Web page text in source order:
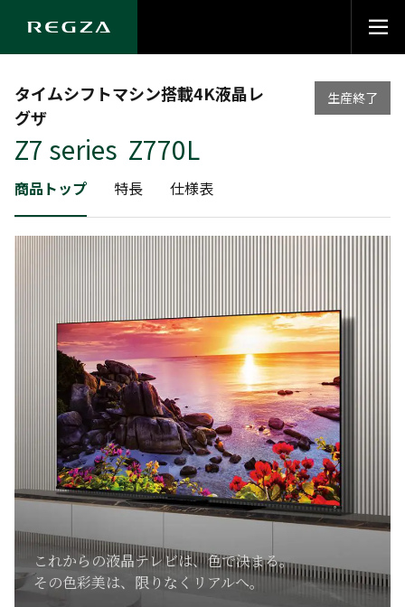
タイムシフトマシン搭載4K液晶レ
グザ
Z7 series Z770L
生産終了
商品トップ 特長 仕様表
これからの液晶テレビは、色で決まる。
その色彩美は、限りなくリアルへ。